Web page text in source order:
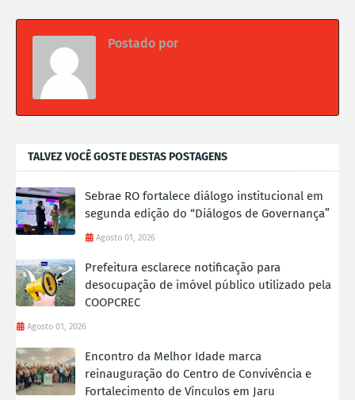
Postado por
TALVEZ VOCÊ GOSTE DESTAS POSTAGENS
Sebrae RO fortalece diálogo institucional em
segunda edição do “Diálogos de Governança”
Agosto 01, 2026
Prefeitura esclarece notificação para
desocupação de imóvel público utilizado pela
COOPCREC
Agosto 01, 2026
Encontro da Melhor Idade marca
reinauguração do Centro de Convivência e
Fortalecimento de Vínculos em Jaru